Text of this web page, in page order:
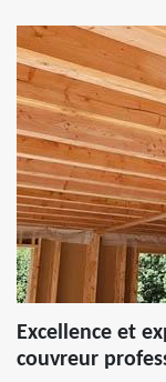
Excellence et
couvreur